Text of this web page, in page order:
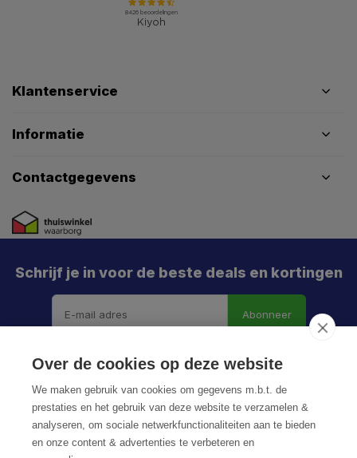
Klantenservice
Informatie
Contactgegevens
Schrijf je in voor de beste deals en kortingen
Abonneer
Over de cookies op deze website
We maken gebruik van cookies om gegevens m.b.t. de
prestaties en het gebruik van deze website te verzamelen &
analyseren, om sociale netwerkfunctionaliteiten aan te bieden
en onze content & advertenties te verbeteren en